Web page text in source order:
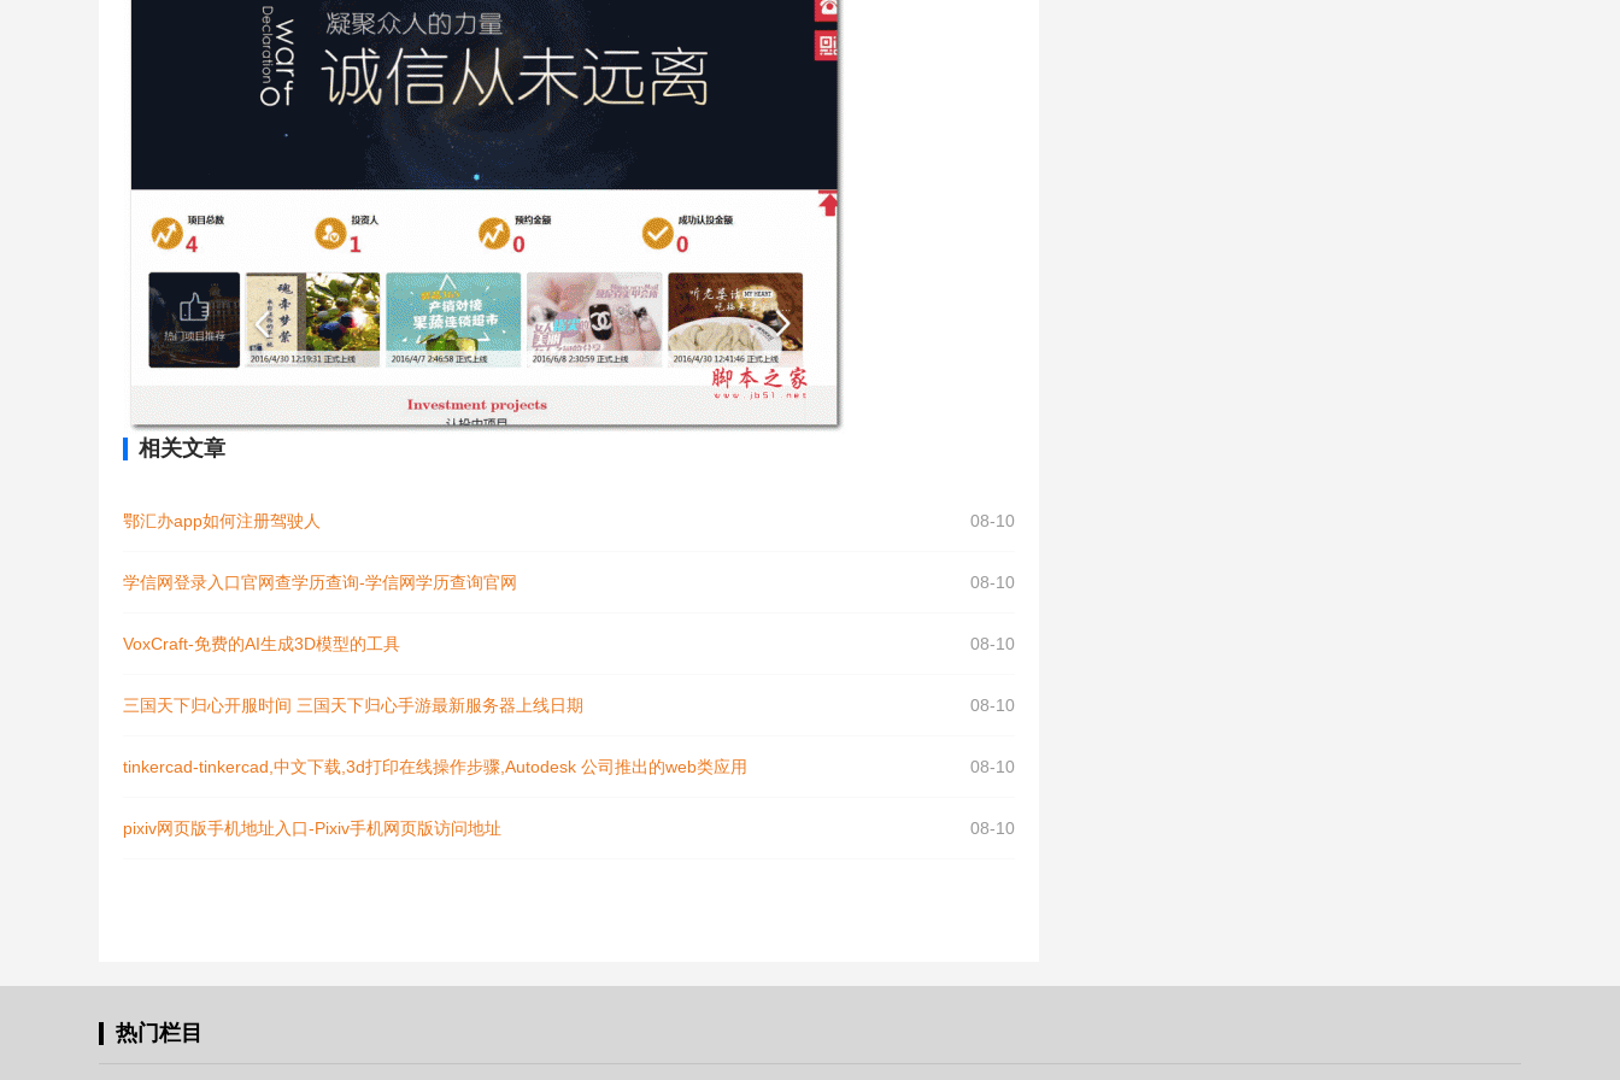
相关文章
鄂汇办app如何注册驾驶人 08-10
学信网登录入口官网查学历查询-学信网学历查询官网 08-10
VoxCraft-免费的AI生成3D模型的工具 08-10
三国天下归心开服时间 三国天下归心手游最新服务器上线日期 08-10
tinkercad-tinkercad,中文下载,3d打印在线操作步骤,Autodesk 公司推出的web类应用 08-10
pixiv网页版手机地址入口-Pixiv手机网页版访问地址​ 08-10
热门栏目